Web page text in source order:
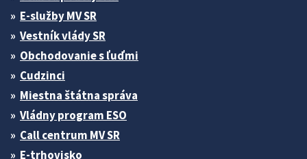
E-služby MV SR
Vestník vlády SR
Obchodovanie s ľuďmi
Cudzinci
Miestna štátna správa
Vládny program ESO
Call centrum MV SR
E-trhovisko